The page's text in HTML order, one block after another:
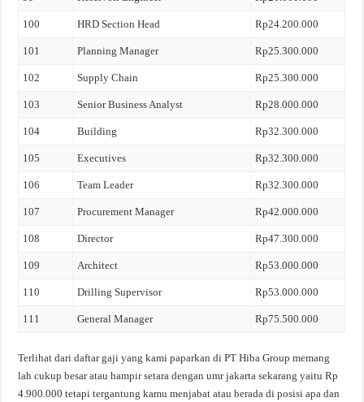
100 HRD Section Head Rp24.200.000
101 Planning Manager Rp25.300.000
102 Supply Chain Rp25.300.000
103 Senior Business Analyst Rp28.000.000
104 Building Rp32.300.000
105 Executives Rp32.300.000
106 Team Leader Rp32.300.000
107 Procurement Manager Rp42.000.000
108 Director Rp47.300.000
109 Architect Rp53.000.000
110 Drilling Supervisor Rp53.000.000
111 General Manager Rp75.500.000
Terlihat dari daftar gaji yang kami paparkan di PT Hiba Group memang
lah cukup besar atau hampir setara dengan umr jakarta sekarang yaitu Rp
4.900.000 tetapi tergantung kamu menjabat atau berada di posisi apa dan